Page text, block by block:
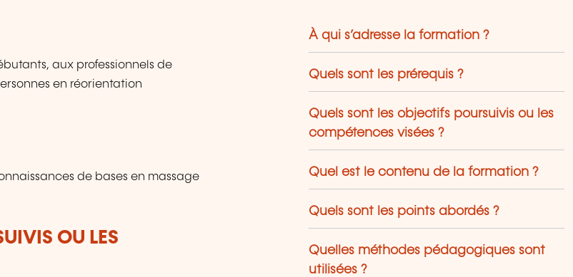
aux professionnels de
en réorientation
de bases en massage
OU LES
À qui s’adresse la formation ?
Quels sont les prérequis ?
Quels sont les objectifs poursuivis ou les
compétences visées ?
Quel est le contenu de la formation ?
Quels sont les points abordés ?
Quelles méthodes pédagogiques sont
utilisées ?